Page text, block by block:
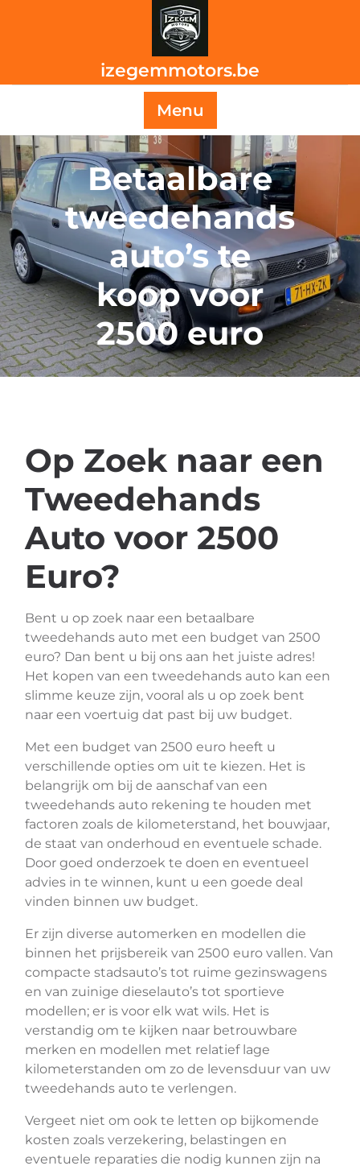
izegemmotors.be
Menu
Betaalbare
tweedehands
auto’s te
koop voor
2500 euro
Op Zoek naar een
Tweedehands
Auto voor 2500
Euro?
Bent u op zoek naar een betaalbare
tweedehands auto met een budget van 2500
euro? Dan bent u bij ons aan het juiste adres!
Het kopen van een tweedehands auto kan een
slimme keuze zijn, vooral als u op zoek bent
naar een voertuig dat past bij uw budget.
Met een budget van 2500 euro heeft u
verschillende opties om uit te kiezen. Het is
belangrijk om bij de aanschaf van een
tweedehands auto rekening te houden met
factoren zoals de kilometerstand, het bouwjaar,
de staat van onderhoud en eventuele schade.
Door goed onderzoek te doen en eventueel
advies in te winnen, kunt u een goede deal
vinden binnen uw budget.
Er zijn diverse automerken en modellen die
binnen het prijsbereik van 2500 euro vallen. Van
compacte stadsauto’s tot ruime gezinswagens
en van zuinige dieselauto’s tot sportieve
modellen; er is voor elk wat wils. Het is
verstandig om te kijken naar betrouwbare
merken en modellen met relatief lage
kilometerstanden om zo de levensduur van uw
tweedehands auto te verlengen.
Vergeet niet om ook te letten op bijkomende
kosten zoals verzekering, belastingen en
eventuele reparaties die nodig kunnen zijn na